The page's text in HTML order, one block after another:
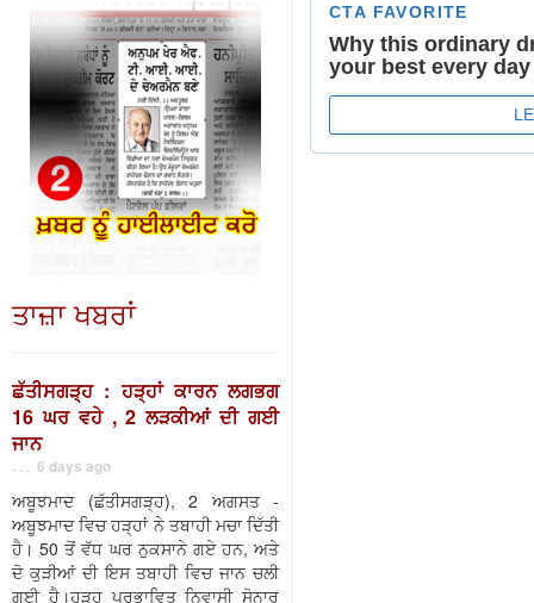
ਤਾਜ਼ਾ ਖਬਰਾਂ
ਛੱਤੀਸਗੜ੍ਹ : ਹੜ੍ਹਾਂ ਕਾਰਨ ਲਗਭਗ
16 ਘਰ ਵਹੇ , 2 ਲੜਕੀਆਂ ਦੀ ਗਈ
ਜਾਨ
. . . 6 days ago
ਅਬੂਝਮਾਦ (ਛੱਤੀਸਗੜ੍ਹ), 2 ਅਗਸਤ -
ਅਬੂਝਮਾਦ ਵਿਚ ਹੜ੍ਹਾਂ ਨੇ ਤਬਾਹੀ ਮਚਾ ਦਿੱਤੀ
ਹੈ। 50 ਤੋਂ ਵੱਧ ਘਰ ਨੁਕਸਾਨੇ ਗਏ ਹਨ, ਅਤੇ
ਦੋ ਕੁੜੀਆਂ ਦੀ ਇਸ ਤਬਾਹੀ ਵਿਚ ਜਾਨ ਚਲੀ
ਗਈ ਹੈ।ਹੜ੍ਹ ਪ੍ਰਭਾਵਿਤ ਨਿਵਾਸੀ ਸੋਨਾਰੂ